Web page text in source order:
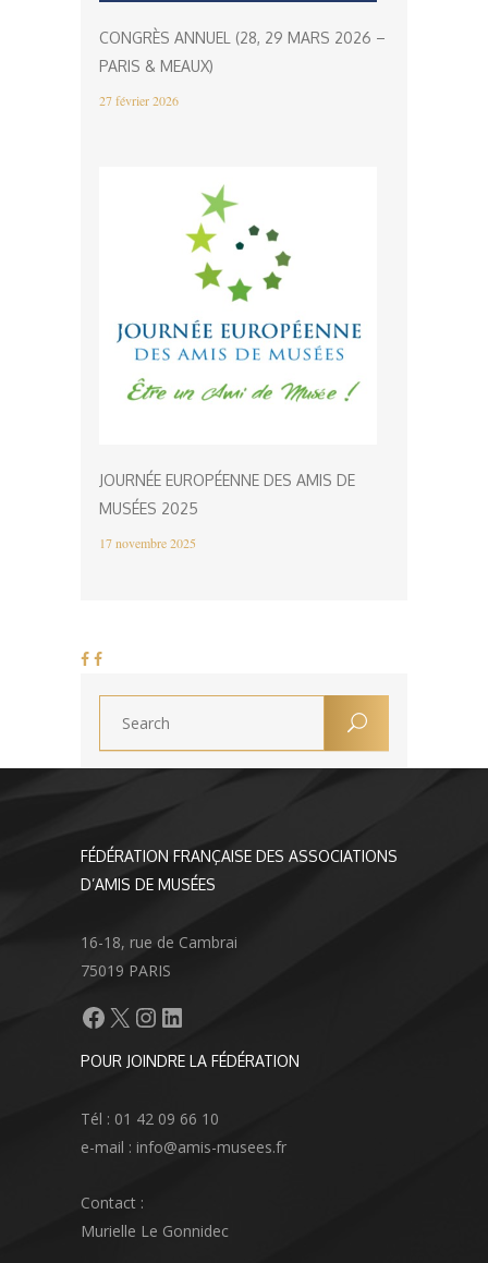
CONGRÈS ANNUEL (28, 29 MARS 2026 –
PARIS & MEAUX)
27 février 2026
JOURNÉE EUROPÉENNE DES AMIS DE
MUSÉES 2025
17 novembre 2025
FÉDÉRATION FRANÇAISE DES ASSOCIATIONS
D’AMIS DE MUSÉES
16-18, rue de Cambrai
75019 PARIS
Facebook
X Instagram
LinkedIn
POUR JOINDRE LA FÉDÉRATION
Tél : 01 42 09 66 10
e-mail : info@amis-musees.fr
Contact :
Murielle Le Gonnidec